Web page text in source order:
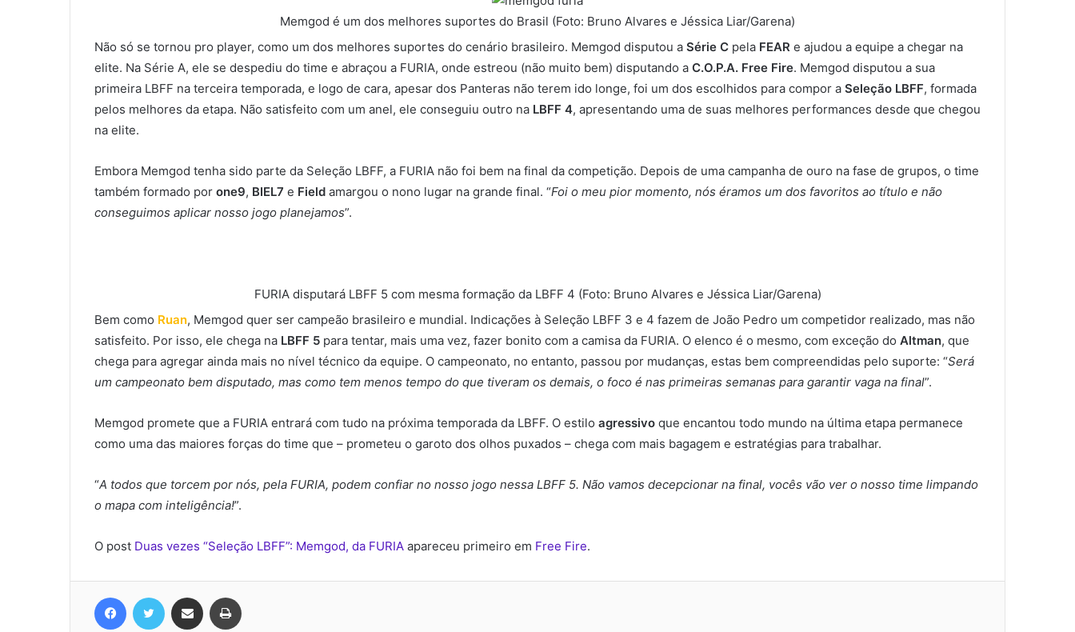
Memgod é um dos melhores suportes do Brasil (Foto: Bruno Alvares e Jéssica Liar/Garena)
Não só se tornou pro player, como um dos melhores suportes do cenário brasileiro. Memgod disputou a Série C pela FEAR e ajudou a equipe a chegar na
elite. Na Série A, ele se despediu do time e abraçou a FURIA, onde estreou (não muito bem) disputando a C.O.P.A. Free Fire. Memgod disputou a sua
primeira LBFF na terceira temporada, e logo de cara, apesar dos Panteras não terem ido longe, foi um dos escolhidos para compor a Seleção LBFF, formada
pelos melhores da etapa. Não satisfeito com um anel, ele conseguiu outro na LBFF 4, apresentando uma de suas melhores performances desde que chegou
na elite.
Embora Memgod tenha sido parte da Seleção LBFF, a FURIA não foi bem na final da competição. Depois de uma campanha de ouro na fase de grupos, o time
também formado por one9, BIEL7 e Field amargou o nono lugar na grande final. “Foi o meu pior momento, nós éramos um dos favoritos ao título e não
conseguimos aplicar nosso jogo planejamos”.
FURIA disputará LBFF 5 com mesma formação da LBFF 4 (Foto: Bruno Alvares e Jéssica Liar/Garena)
Bem como Ruan, Memgod quer ser campeão brasileiro e mundial. Indicações à Seleção LBFF 3 e 4 fazem de João Pedro um competidor realizado, mas não
satisfeito. Por isso, ele chega na LBFF 5 para tentar, mais uma vez, fazer bonito com a camisa da FURIA. O elenco é o mesmo, com exceção do Altman, que
chega para agregar ainda mais no nível técnico da equipe. O campeonato, no entanto, passou por mudanças, estas bem compreendidas pelo suporte: “Será
um campeonato bem disputado, mas como tem menos tempo do que tiveram os demais, o foco é nas primeiras semanas para garantir vaga na final”.
Memgod promete que a FURIA entrará com tudo na próxima temporada da LBFF. O estilo agressivo que encantou todo mundo na última etapa permanece
como uma das maiores forças do time que – prometeu o garoto dos olhos puxados – chega com mais bagagem e estratégias para trabalhar.
“A todos que torcem por nós, pela FURIA, podem confiar no nosso jogo nessa LBFF 5. Não vamos decepcionar na final, vocês vão ver o nosso time limpando
o mapa com inteligência!”.
O post Duas vezes “Seleção LBFF”: Memgod, da FURIA apareceu primeiro em Free Fire.
FacebookTwitter Compartilhar via e-mail